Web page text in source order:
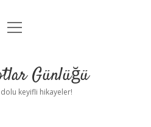
Anasayfa
Uyarı
menüyü
Günlüğü
keyifli hikayeler!